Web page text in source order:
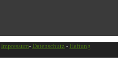
Impressum- Datenschutz - Haftung